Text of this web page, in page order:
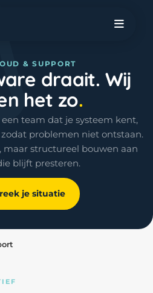
& SUPPORT
draait. Wij
het zo
team dat je systeem kent,
problemen niet ontstaan.
maar structureel bouwen aan
blijft presteren.
je situatie